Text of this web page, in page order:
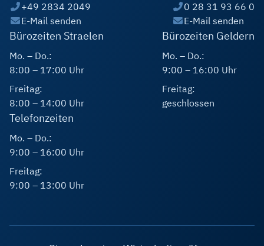
+49 2834 2049
E-Mail senden
0 28 31 93 66 0
E-Mail senden
Bürozeiten Straelen
Mo. – Do.:
8:00 – 17:00 Uhr
Freitag:
8:00 – 14:00 Uhr
Bürozeiten Geldern
Mo. – Do.:
9:00 – 16:00 Uhr
Freitag:
geschlossen
Telefonzeiten
Mo. – Do.:
9:00 – 16:00 Uhr
Freitag:
9:00 – 13:00 Uhr